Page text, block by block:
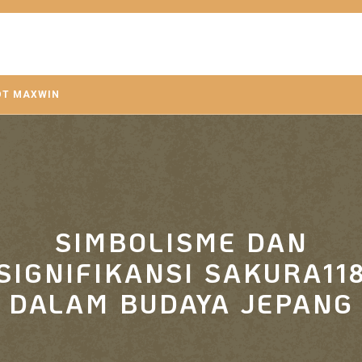
MAXWIN
SIMBOLISME DAN
DALAM BUDAYA JEPANG